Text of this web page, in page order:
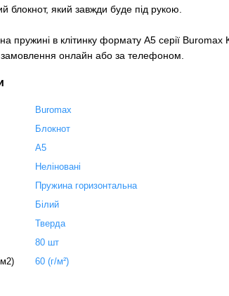
блокнот, який завжди буде під рукою.
пружині в клітинку формату А5 серії
онлайн або за телефоном.
Buromax
Блокнот
А5
Неліновані
Пружина горизонтальна
Білий
Тверда
80 шт
м2)
60 (г/м²)